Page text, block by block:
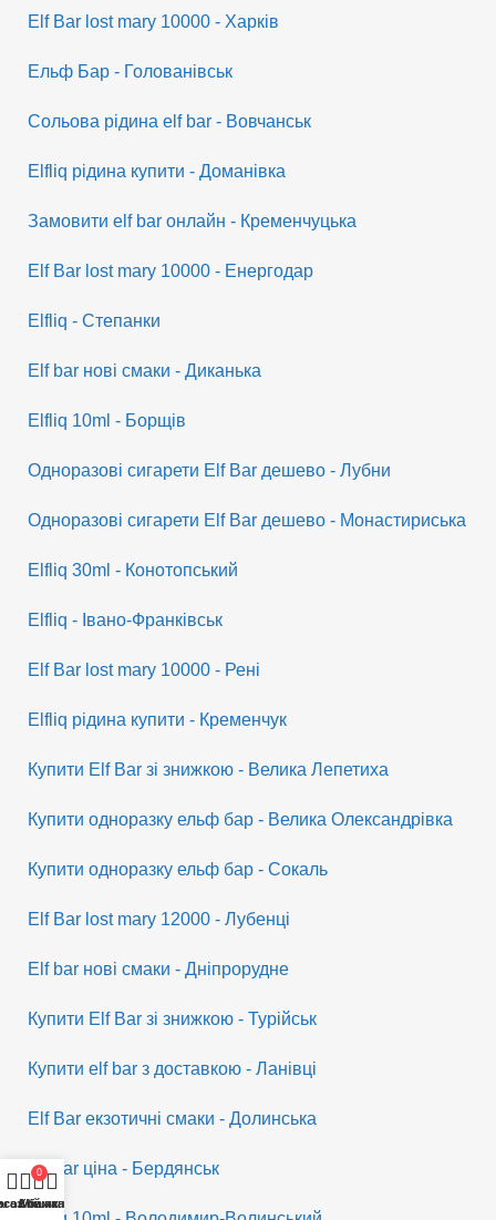
Elf Bar lost mary 10000 - Харків
Ельф Бар - Голованівськ
Сольова рідина elf bar - Вовчанськ
Elfliq рідина купити - Доманівка
Замовити elf bar онлайн - Кременчуцька
Elf Bar lost mary 10000 - Енергодар
Elfliq - Степанки
Elf bar нові смаки - Диканька
Elfliq 10ml - Борщів
Одноразові сигарети Elf Bar дешево - Лубни
Одноразові сигарети Elf Bar дешево - Монастириська
Elfliq 30ml - Конотопський
Elfliq - Івано-Франківськ
Elf Bar lost mary 10000 - Рені
Elfliq рідина купити - Кременчук
Купити Elf Bar зі знижкою - Велика Лепетиха
Купити одноразку ельф бар - Велика Олександрівка
Купити одноразку ельф бар - Сокаль
Elf Bar lost mary 12000 - Лубенці
Elf bar нові смаки - Дніпрорудне
Купити Elf Bar зі знижкою - Турійськ
Купити elf bar з доставкою - Ланівці
Elf Bar екзотичні смаки - Долинська
Elf bar ціна - Бердянськ
бажань
0
Кошик
Мій акаунт